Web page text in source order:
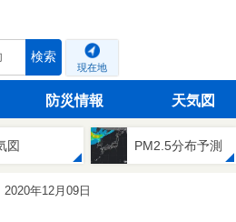
検索
現在地
防災情報 天気図
図 PM2.5分布予測
2020年12月09日